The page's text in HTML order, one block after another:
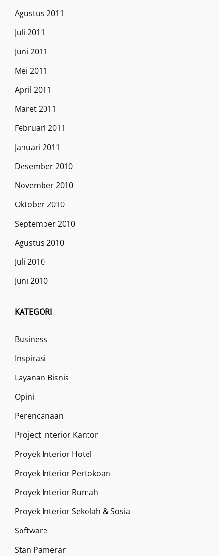
Agustus 2011
Juli 2011
Juni 2011
Mei 2011
April 2011
Maret 2011
Februari 2011
Januari 2011
Desember 2010
November 2010
Oktober 2010
September 2010
Agustus 2010
Juli 2010
Juni 2010
KATEGORI
Business
Inspirasi
Layanan Bisnis
Opini
Perencanaan
Project Interior Kantor
Proyek Interior Hotel
Proyek Interior Pertokoan
Proyek Interior Rumah
Proyek Interior Sekolah & Sosial
Software
Stan Pameran